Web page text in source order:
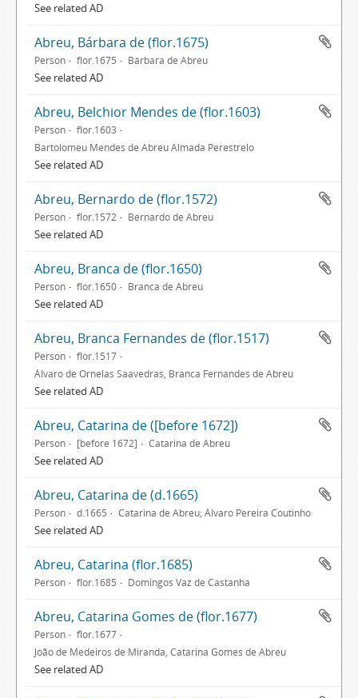
See related AD
Abreu, Bárbara de (flor.1675)
Person flor.1675 Bárbara de Abreu
See related AD
Abreu, Belchior Mendes de (flor.1603)
Person
flor.1603
Bartolomeu Mendes de Abreu Almada Perestrelo
See related AD
Abreu, Bernardo de (flor.1572)
Person flor.1572 Bernardo de Abreu
See related AD
Abreu, Branca de (flor.1650)
Person flor.1650 Branca de Abreu
See related AD
Abreu, Branca Fernandes de (flor.1517)
Person
flor.1517
Álvaro de Ornelas Saavedras, Branca Fernandes de Abreu
See related AD
Abreu, Catarina de ([before 1672])
Person [before 1672] Catarina de Abreu
See related AD
Abreu, Catarina de (d.1665)
Person d.1665 Catarina de Abreu; Álvaro Pereira Coutinho
See related AD
Abreu, Catarina (flor.1685)
Person flor.1685 Domingos Vaz de Castanha
Abreu, Catarina Gomes de (flor.1677)
Person
flor.1677
João de Medeiros de Miranda, Catarina Gomes de Abreu
See related AD